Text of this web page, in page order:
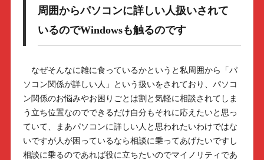
周囲からパソコンに詳しい人扱いされて
いるのでWindowsも触るのです
なぜそんなに雑に食っているかというと私周囲から「パ
ソコン関係が詳しい人」という扱いをされており、パソコ
ン関係のお悩みやお困りごとは割と気軽に相談されてしま
う立ち位置なのでできるだけ自分もそれに応えたいと思っ
ていて、まあパソコンに詳しい人と思われたいわけではな
いですが人が困っているなら相談に乗ってあげたいですし
相談に乗るのであれば役に立ちたいのでマイノリティであ